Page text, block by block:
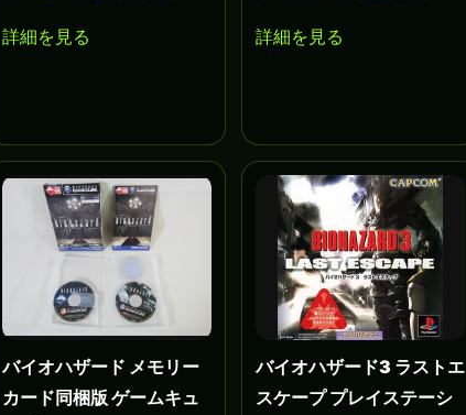
詳細を見る 詳細を見る
バイオハザード メモリー
カード同梱版 ゲームキュ
バイオハザード3 ラストエ
スケープ プレイステーシ